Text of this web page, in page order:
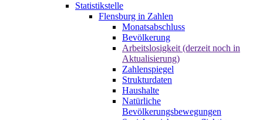
Statistikstelle
Flensburg in Zahlen
Monatsabschluss
Bevölkerung
Arbeitslosigkeit (derzeit noch in
Aktualisierung)
Zahlenspiegel
Strukturdaten
Haushalte
Natürliche
Bevölkerungsbewegungen